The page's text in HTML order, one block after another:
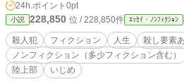
24h.ポイント 0pt
小説 228,850 位 / 228,850件 ｴｯｾｲ・ﾉﾝﾌｨｸｼｮﾝ
殺人犯 フィクション 人生
殺し要素
ノンフィクション（多少フィクション含む）
陸上部
いじめ